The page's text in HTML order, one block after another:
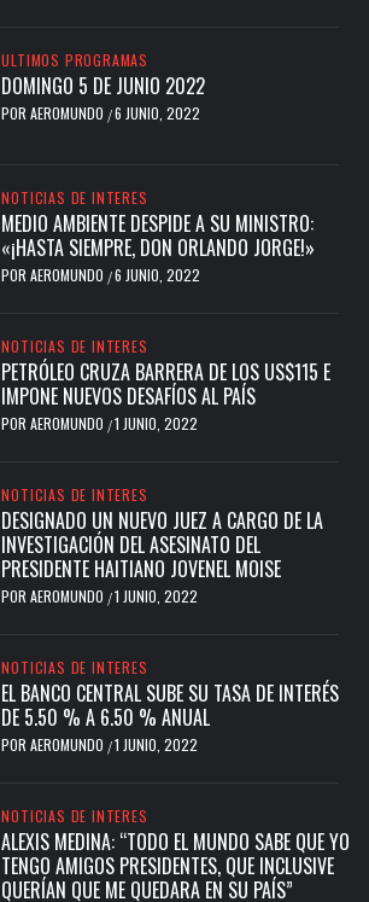
ULTIMOS PROGRAMAS
DOMINGO 5 DE JUNIO 2022
POR AEROMUNDO /6 JUNIO, 2022
NOTICIAS DE INTERES
MEDIO AMBIENTE DESPIDE A SU MINISTRO:
«¡HASTA SIEMPRE, DON ORLANDO JORGE!»
POR AEROMUNDO /6 JUNIO, 2022
NOTICIAS DE INTERES
PETRÓLEO CRUZA BARRERA DE LOS US$115 E
IMPONE NUEVOS DESAFÍOS AL PAÍS
POR AEROMUNDO /1 JUNIO, 2022
NOTICIAS DE INTERES
DESIGNADO UN NUEVO JUEZ A CARGO DE LA
INVESTIGACIÓN DEL ASESINATO DEL
PRESIDENTE HAITIANO JOVENEL MOISE
POR AEROMUNDO /1 JUNIO, 2022
NOTICIAS DE INTERES
EL BANCO CENTRAL SUBE SU TASA DE INTERÉS
DE 5.50 % A 6.50 % ANUAL
POR AEROMUNDO /1 JUNIO, 2022
NOTICIAS DE INTERES
ALEXIS MEDINA: “TODO EL MUNDO SABE QUE YO
TENGO AMIGOS PRESIDENTES, QUE INCLUSIVE
QUERÍAN QUE ME QUEDARA EN SU PAÍS”